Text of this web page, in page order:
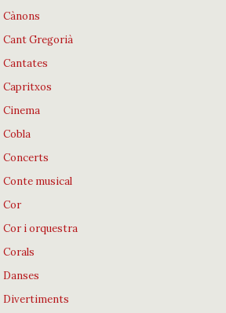
Cànons
Cant Gregorià
Cantates
Capritxos
Cinema
Cobla
Concerts
Conte musical
Cor
Cor i orquestra
Corals
Danses
Divertiments